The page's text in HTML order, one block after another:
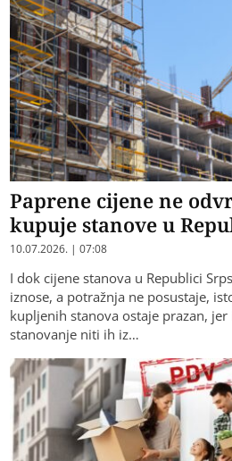
Paprene cijene ne
kupuje stanove u
10.07.2026. | 07:08
I dok cijene stanova u Republici
iznose, a potražnja ne posustaje,
kupljenih stanova ostaje prazan,
stanovanje niti ih iz…